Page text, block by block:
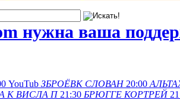
нужна ваша
YouTub ЗБРОЁВК СЛОВАН 20:00
K ВИСЛА П 21:30 БРЮГГЕ КОРТРЕЙ